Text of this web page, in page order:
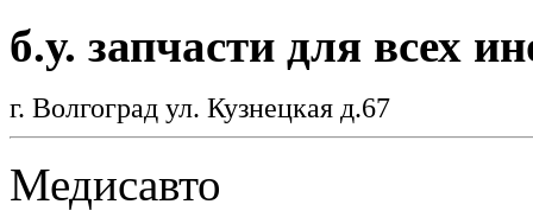
б.у. запчасти для всех
г. Волгоград ул. Кузнецкая д.67
Медисавто